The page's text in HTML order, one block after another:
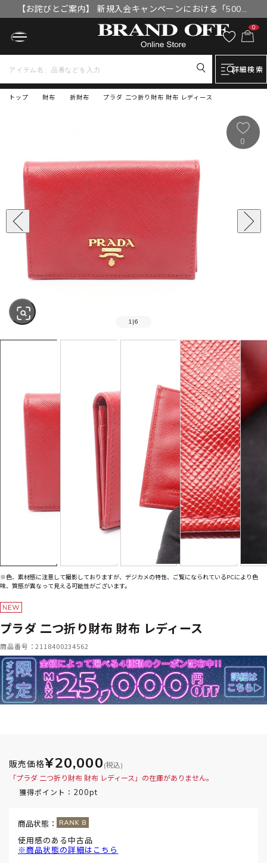
【お詫びとご案内】 新規入会キャンペーンにおける「500円
OFFクーポン」付与漏れと補填について
0
詳細検索
トップ プラダ 二つ折り財布 財布 レディース
財布 折財布
SOLD OUT
1 |6
0
※色、素材感に注意して撮影しておりますが、デジカメの特性、ご覧になられているPCにより色
味、質感が異なって見える可能性がございます。
プラダ 二つ折り財布 財布 レディース
商品番号：2118400234562
販売価格¥20,000 (税込)
「プラダ 二つ折り財布 財布 レディース」の在庫がありません。
獲得ポイント： 200pt
商品状態：
使用感のある中古品
※商品状態の詳細はこちら